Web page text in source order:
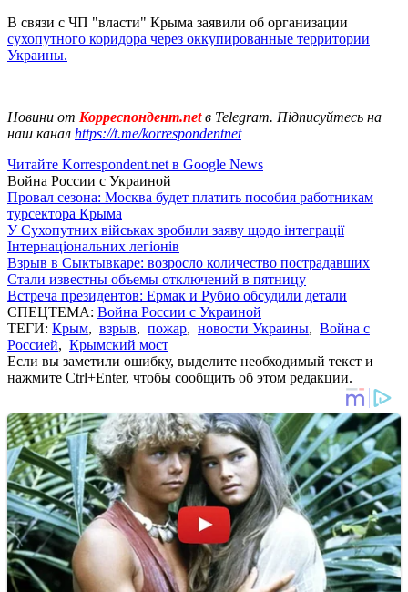
В связи с ЧП "власти" Крыма заявили об организации
сухопутного коридора через оккупированные территории
Украины.
Новини от Корреспондент.netв Telegram. Підписуйтесь на
наш канал https://t.me/korrespondentnet
Читайте Korrespondent.net в Google News
Война России с Украиной
Провал сезона: Москва будет платить пособия работникам
турсектора Крыма
У Сухопутних військах зробили заяву щодо інтеграції
Інтернаціональних легіонів
Взрыв в Сыктывкаре: возросло количество пострадавших
Стали известны объемы отключений в пятницу
Встреча президентов: Ермак и Рубио обсудили детали
СПЕЦТЕМА: Война России с Украиной
ТЕГИ: Крым, взрыв, пожар, новости Украины, Война с
Россией, Крымский мост
Если вы заметили ошибку, выделите необходимый текст и
нажмите Ctrl+Enter, чтобы сообщить об этом редакции.